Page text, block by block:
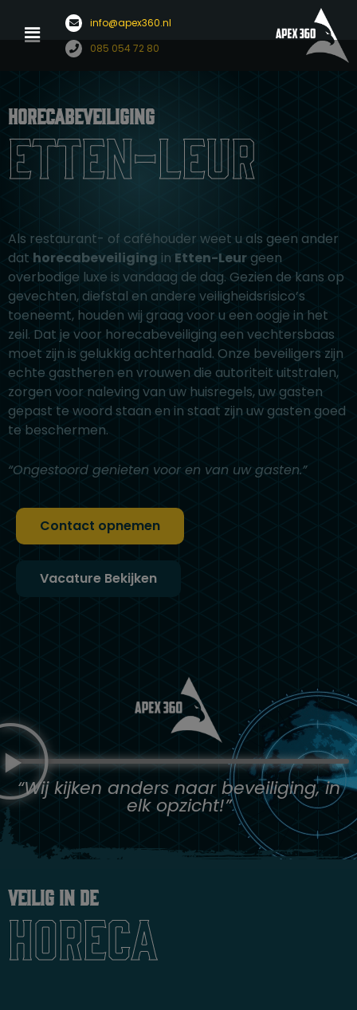
inhoud
info@apex360.nl
085 054 72 80
Menu
Horecabeveiliging
Etten-Leur
Als restaurant- of caféhouder weet u als geen ander
dat horecabeveiliging in Etten-Leur geen
overbodige luxe is vandaag de dag. Gezien de kans op
gevechten, diefstal en andere veiligheidsrisico’s
toeneemt, houden wij graag voor u een oogje in het
zeil. Dat je voor horecabeveiliging een vechtersbaas
moet zijn is gelukkig achterhaald. Onze beveiligers zijn
echte gastheren en vrouwen die autoriteit uitstralen,
zorgen voor naleving van uw huisregels, uw gasten
gepast te woord staan en in staat zijn uw gasten goed
te beschermen.
“Ongestoord genieten voor en van uw gasten.”
Contact opnemen
Vacature Bekijken
“Wij kijken anders naar beveiliging, in
elk opzicht!”
Veilig in de
Horeca